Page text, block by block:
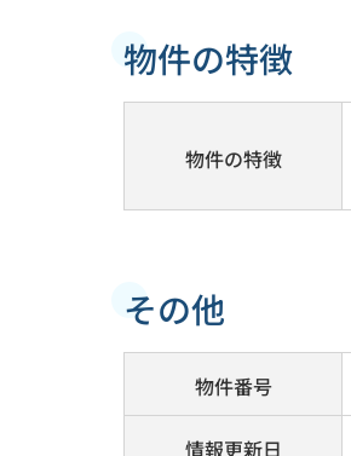
物件の特徴
物件の特徴
その他
物件番号
情報更新日